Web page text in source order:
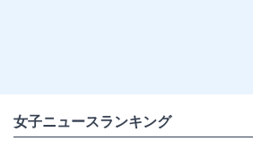
女子ニュースランキング